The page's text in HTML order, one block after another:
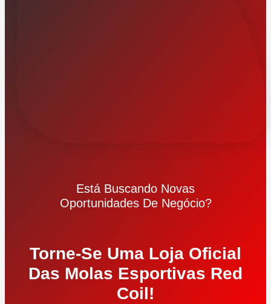
Está Buscando Novas
Oportunidades De Negócio?
Torne-Se Uma Loja Oficial
Das Molas Esportivas Red
Coil!